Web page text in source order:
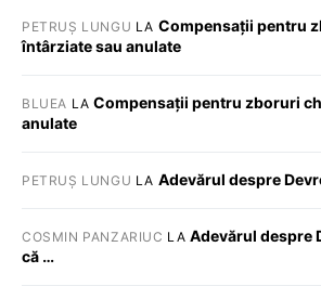
PETRUȘ LUNGU LA Compensații pentru
întârziate sau anulate
BLUEA LACompensații pentru zboruri
anulate
PETRUȘ LUNGU LA Adevărul despre
COSMIN PANZARIUC LA Adevărul despre
că …